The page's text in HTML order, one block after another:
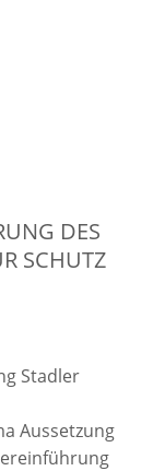
DES
SCHUTZ
Stadler
Aussetzung